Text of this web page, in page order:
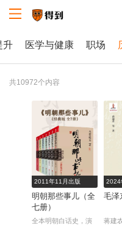
升 医学与健康 职场
共10972个内容
2011年11月出版
明朝那些事儿（全
七册）
全本明朝白话史，演
2024
毛泽
蒋建